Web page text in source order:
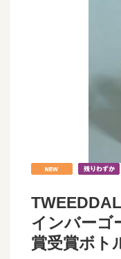
インバーゴ
賞受賞ボト